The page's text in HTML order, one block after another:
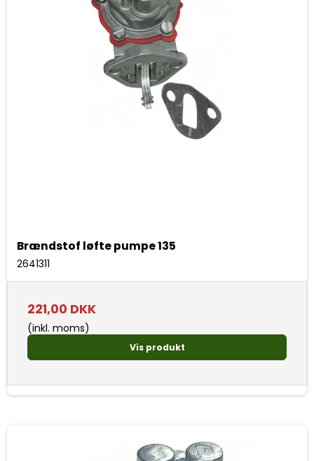
Brændstof løfte pumpe 135
2641311
221,00 DKK
(inkl. moms)
Vis produkt